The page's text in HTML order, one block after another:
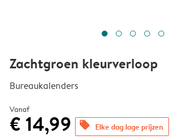
Zachtgroen kleurverloop
Bureaukalenders
Vanaf
€ 14,99 offers Elke dag lage prijzen